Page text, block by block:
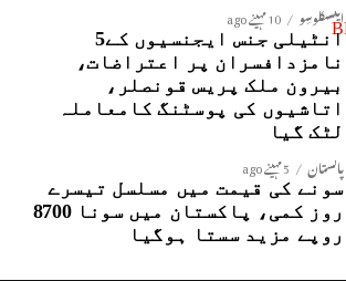
ایکسکلوسِو 10 مہینے ago
انٹیلی جنس ایجنسیوں کے5
نامزدافسران پر اعتراضات،
بیرون ملک پریس قونصلر،
اتاشیوں کی پوسٹنگ کامعاملہ
لٹک گیا
پاکستان 5 مہینے ago
سونے کی قیمت میں مسلسل تیسرے
روز کمی، پاکستان میں سونا 8700
روپے مزید سستا ہوگیا